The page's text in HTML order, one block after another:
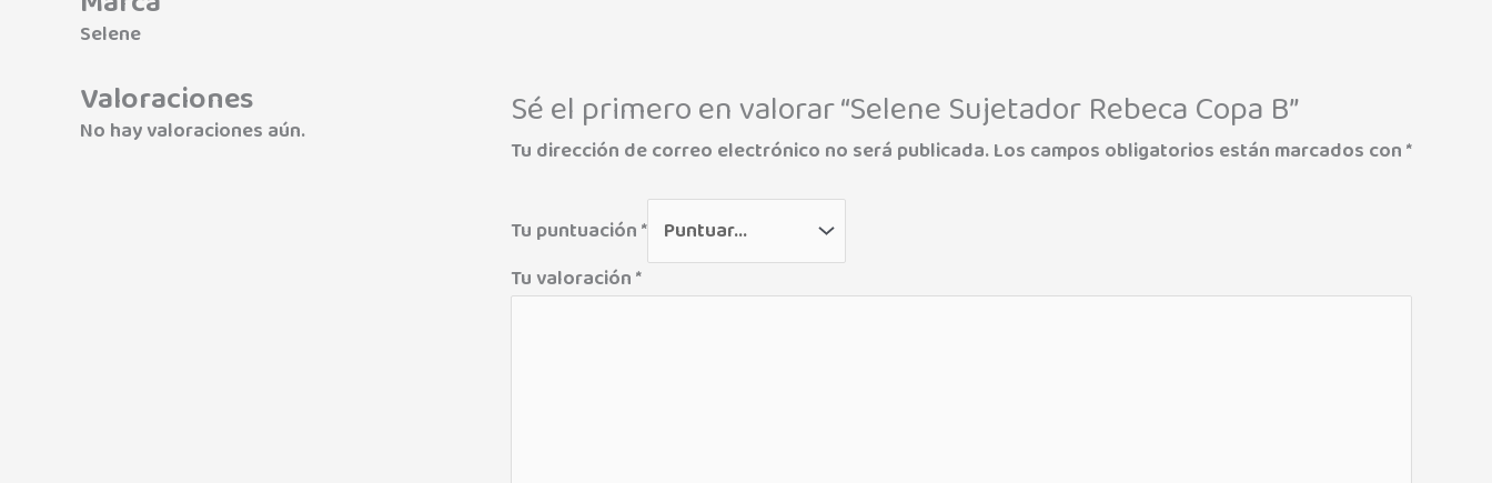
Selene
Valoraciones
No hay valoraciones aún. Sé el primero en valorar “Selene Sujetador Rebeca Copa B”
Tu dirección de correo electrónico no será publicada.Los campos obligatorios están marcados con*
Tu puntuación*
Tu valoración*